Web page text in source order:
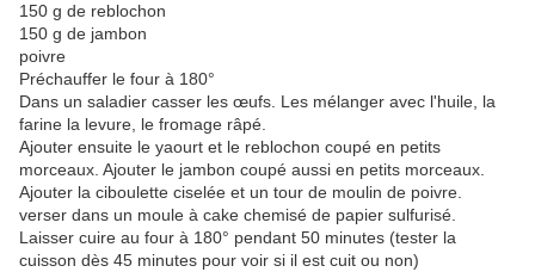
150 g de reblochon
150 g de jambon
poivre
Préchauffer le four à 180°
Dans un saladier casser les œufs. Les mélanger avec l'huile, la
farine la levure, le fromage râpé.
Ajouter ensuite le yaourt et le reblochon coupé en petits
morceaux. Ajouter le jambon coupé aussi en petits morceaux.
Ajouter la ciboulette ciselée et un tour de moulin de poivre.
verser dans un moule à cake chemisé de papier sulfurisé.
Laisser cuire au four à 180° pendant 50 minutes (tester la
cuisson dès 45 minutes pour voir si il est cuit ou non)